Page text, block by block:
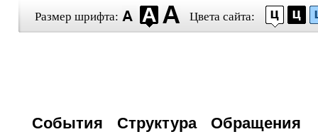
Размер шрифта: Цвета сайта:
События Структура Обращения